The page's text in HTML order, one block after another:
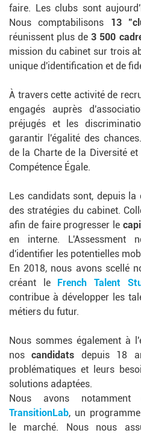
faire. Les clubs sont
Nous comptabilisons 13
réunissent plus de3 500
mission du cabinet sur trois
unique d'identification et de
À travers cette activité de
engagés auprès
préjugés et les
garantir l'égalité des
de la Charte de la Diversité
Compétence Égale.
Les candidats sont, depuis la
des stratégies du cabinet.
afin de faire progresser le
en interne. L'Assessment
d'identifier les potentielles
En 2018, nous avons scellé
créant le French Talent
contribue à développer les
métiers du futur.
Nous sommes également à
noscandidats depuis 18
problématiques et leurs
solutions adaptées.
Nous avons
TransitionLab, un
le marché. Nous nous